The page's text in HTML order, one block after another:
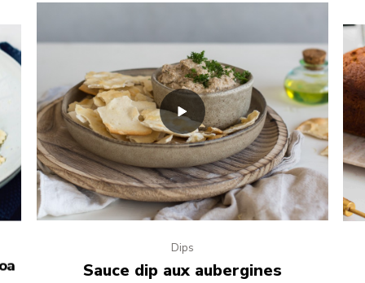
Dips
Sauce dip aux aubergines